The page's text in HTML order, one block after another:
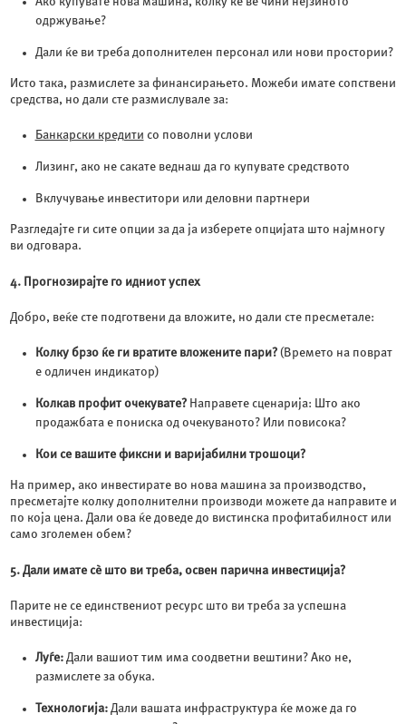
одржување?
Дали ќе ви треба дополнителен персонал или нови простории?
Исто така, размислете за финансирањето. Можеби имате сопствени
средства, но дали сте размислувале за:
Банкарски кредити со поволни услови
Лизинг, ако не сакате веднаш да го купувате средството
Вклучување инвеститори или деловни партнери
Разгледајте ги сите опции за да ја изберете опцијата што најмногу
ви одговара.
4. Прогнозирајте го идниот успех
Добро, веќе сте подготвени да вложите, но дали сте пресметале:
Колку брзо ќе ги вратите вложените пари?(Времето на поврат
е одличен индикатор)
Колкав профит очекувате?Направете сценарија: Што ако
продажбата е пониска од очекуваното? Или повисока?
Кои се вашите фиксни и варијабилни трошоци?
На пример, ако инвестирате во нова машина за производство,
пресметајте колку дополнителни производи можете да направите и
по која цена. Дали ова ќе доведе до вистинска профитабилност или
само зголемен обем?
5. Дали имате сè што ви треба, освен парична инвестиција?
Парите не се единствениот ресурс што ви треба за успешна
инвестиција:
Луѓе:Дали вашиот тим има соодветни вештини? Ако не,
размислете за обука.
Технологија:Дали вашата инфраструктура ќе може да го